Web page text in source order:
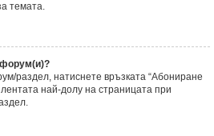
темата.
форум(и)?
раздел, натиснете връзката “Абониране
най-долу на страницата при